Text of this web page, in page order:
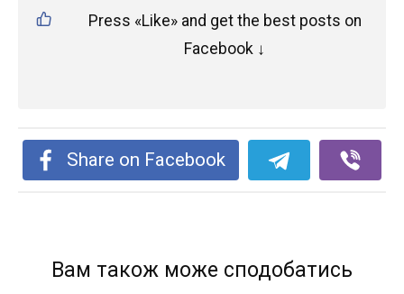
Press «Like» and get the best posts on
Facebook ↓
Share on Facebook
Вам також може сподобатись